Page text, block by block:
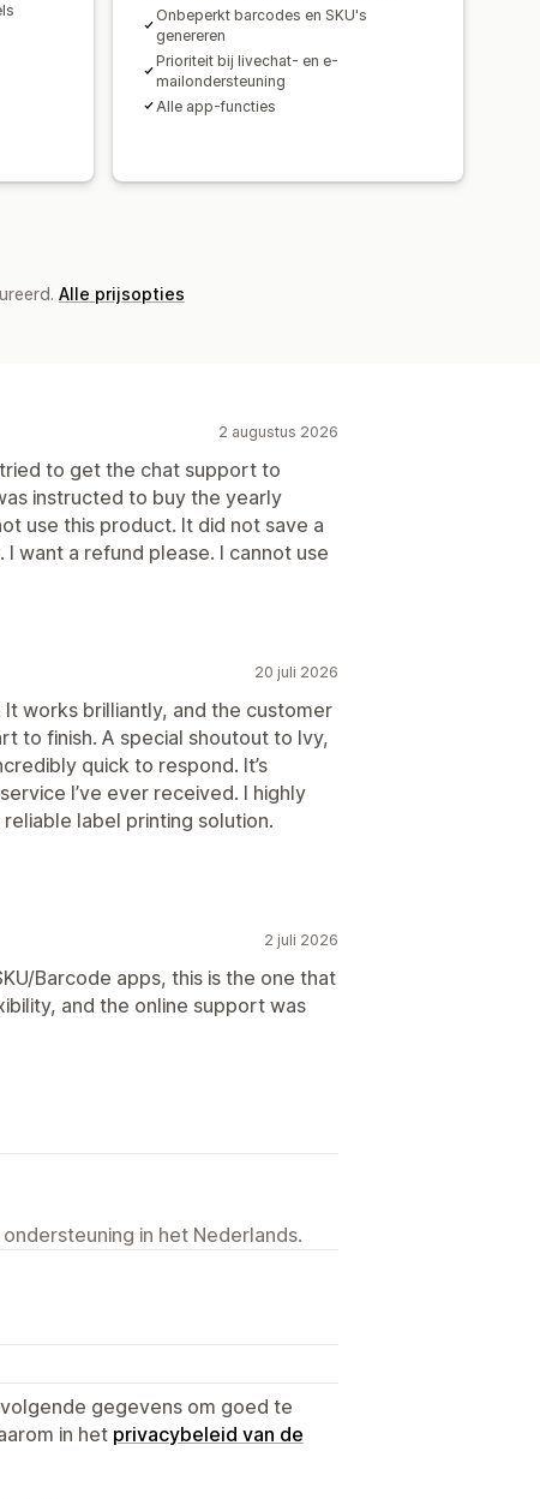
Onbeperkt barcodes en SKU's
genereren
Prioriteit bij livechat- en e-
mailondersteuning
Alle app-functies
Alle prijsopties
2 augustus 2026
to get the chat support to
instructed to buy the yearly
use this product. It did not save a
want a refund please. I cannot use
20 juli 2026
works brilliantly, and the customer
to finish. A special shoutout to Ivy,
quick to respond. It’s
I’ve ever received. I highly
label printing solution.
2 juli 2026
Barcode apps, this is the one that
and the online support was
in het Nederlands.
gegevens om goed te
in het privacybeleid van de